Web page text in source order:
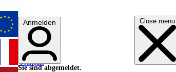
Close menu
English
Français
Anmelden
Sie sind abgemeldet.